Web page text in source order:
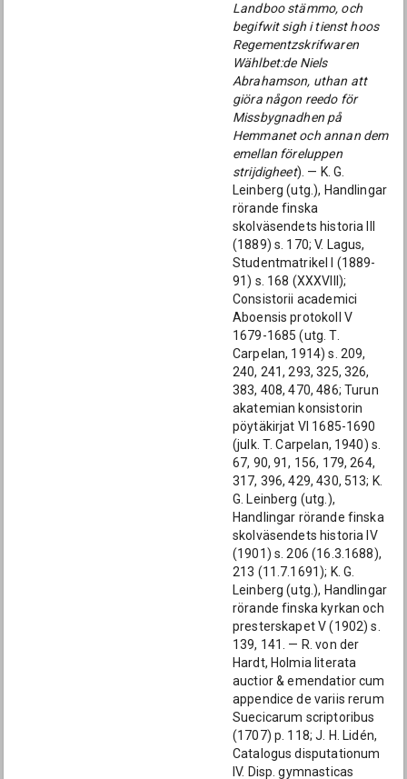
Landboo stämmo, och
begifwit sigh i tienst hoos
Regementzskrifwaren
Wählbet:de Niels
Abrahamson, uthan att
giöra någon reedo för
Missbygnadhen på
Hemmanet och annan dem
emellan föreluppen
strijdigheet). — K. G.
Leinberg (utg.), Handlingar
rörande finska
skolväsendets historia III
(1889) s. 170; V. Lagus,
Studentmatrikel I (1889-
91) s. 168 (XXXVIII);
Consistorii academici
Aboensis protokoll V
1679-1685 (utg. T.
Carpelan, 1914) s. 209,
240, 241, 293, 325, 326,
383, 408, 470, 486; Turun
akatemian konsistorin
pöytäkirjat VI 1685-1690
(julk. T. Carpelan, 1940) s.
67, 90, 91, 156, 179, 264,
317, 396, 429, 430, 513; K.
G. Leinberg (utg.),
Handlingar rörande finska
skolväsendets historia IV
(1901) s. 206 (16.3.1688),
213 (11.7.1691); K. G.
Leinberg (utg.), Handlingar
rörande finska kyrkan och
presterskapet V (1902) s.
139, 141. — R. von der
Hardt, Holmia literata
auctior & emendatior cum
appendice de variis rerum
Suecicarum scriptoribus
(1707) p. 118; J. H. Lidén,
Catalogus disputationum
IV. Disp. gymnasticas